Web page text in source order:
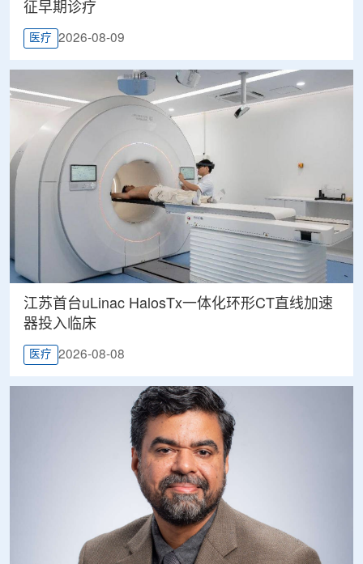
征早期诊疗
医疗 2026-08-09
江苏首台uLinac HalosTx一体化环形CT直线加速
器投入临床
医疗 2026-08-08